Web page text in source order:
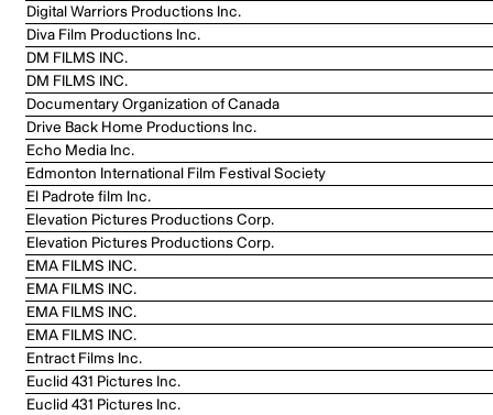
Digital Warriors Productions Inc.
Diva Film Productions Inc.
DM FILMS INC.
DM FILMS INC.
Documentary Organization of Canada
Drive Back Home Productions Inc.
Echo Media Inc.
Edmonton International Film Festival Society
El Padrote film Inc.
Elevation Pictures Productions Corp.
Elevation Pictures Productions Corp.
EMA FILMS INC.
EMA FILMS INC.
EMA FILMS INC.
EMA FILMS INC.
Entract Films Inc.
Euclid 431 Pictures Inc.
Euclid 431 Pictures Inc.